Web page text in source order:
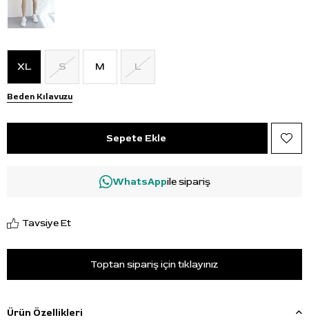
XL S M L
Beden Kılavuzu
WhatsAppile sipariş
Tavsiye Et
Toptan sipariş için tıklayınız
Ürün Özellikleri